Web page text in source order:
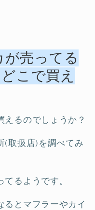
売ってる
こで買え
るのでしょうか？
(取扱店)を調べてみ
てるようです。
るとマフラーやカイ